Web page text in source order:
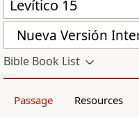
Nueva Versión
Bible Book List
Passage Resources